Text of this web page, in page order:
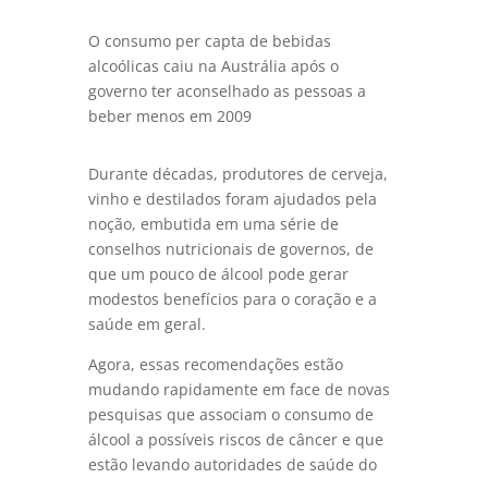
O consumo per capta de bebidas
alcoólicas caiu na Austrália após o
governo ter aconselhado as pessoas a
beber menos em 2009
Durante décadas, produtores de cerveja,
vinho e destilados foram ajudados pela
noção, embutida em uma série de
conselhos nutricionais de governos, de
que um pouco de álcool pode gerar
modestos benefícios para o coração e a
saúde em geral.
Agora, essas recomendações estão
mudando rapidamente em face de novas
pesquisas que associam o consumo de
álcool a possíveis riscos de câncer e que
estão levando autoridades de saúde do